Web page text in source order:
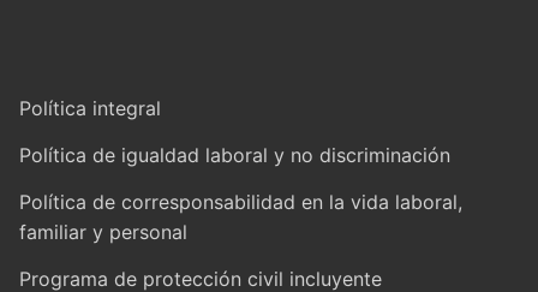
Política integral
Política de igualdad laboral y no discriminación
Política de corresponsabilidad en la vida laboral,
familiar y personal
Programa de protección civil incluyente